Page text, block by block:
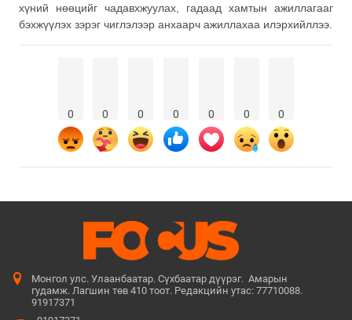
хүний нөөцийг чадавхжуулах, гадаад хамтын ажиллагааг
бэхжүүлэх зэрэг чиглэлээр анхаарч ажиллахаа илэрхийллээ.
0 0 0 0 0 0 0
Монгол улс. Улаанбаатар. Сүхбаатар дүүрэг. Амарын
гудамж. Лагшин төв 410 тоот. Редакцийн утас: 77710088.
91917371